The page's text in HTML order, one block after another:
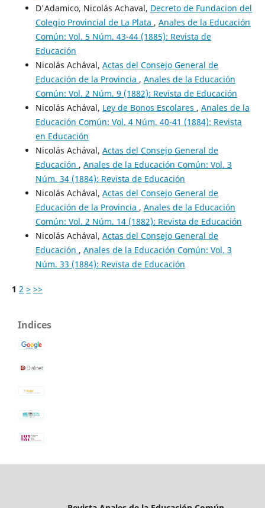
D'Adamico, Nicolás Achaval, Decreto de Fundacion del
Colegio Provincial de La Plata , Anales de la Educación
Común: Vol. 5 Núm. 43-44 (1885): Revista de
Educación
Nicolás Achával, Actas del Consejo General de
Educación de la Provincia , Anales de la Educación
Común: Vol. 2 Núm. 9 (1882): Revista de Educación
Nicolás Achával, Ley de Bonos Escolares , Anales de la
Educación Común: Vol. 4 Núm. 40-41 (1884): Revista
en Educación
Nicolás Achával, Actas del Consejo General de
Educación , Anales de la Educación Común: Vol. 3
Núm. 34 (1884): Revista de Educación
Nicolás Achával, Actas del Consejo General de
Educación de la Provincia , Anales de la Educación
Común: Vol. 2 Núm. 14 (1882): Revista de Educación
Nicolás Achával, Actas del Consejo General de
Educación , Anales de la Educación Común: Vol. 3
Núm. 33 (1884): Revista de Educación
1 2 > >>
Indices